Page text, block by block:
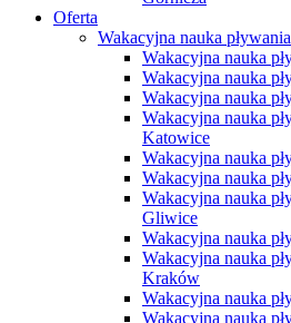
Oferta
Wakacyjna nauka pływania
Wakacyjna nauka
Wakacyjna nauka
Wakacyjna nauka
Wakacyjna nauka
Katowice
Wakacyjna nauka
Wakacyjna nauka
Wakacyjna nauka
Gliwice
Wakacyjna nauka
Wakacyjna nauka
Kraków
Wakacyjna nauka
Wakacyjna nauka